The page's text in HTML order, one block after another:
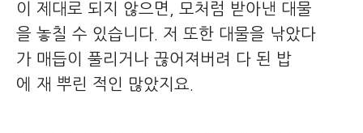
이 제대로 되지 않으면, 모처럼 받아낸 대물
을 놓칠 수 있습니다. 저 또한 대물을 낚았다
가 매듭이 풀리거나 끊어져버려 다 된 밥
에 재 뿌린 적인 많았지요.